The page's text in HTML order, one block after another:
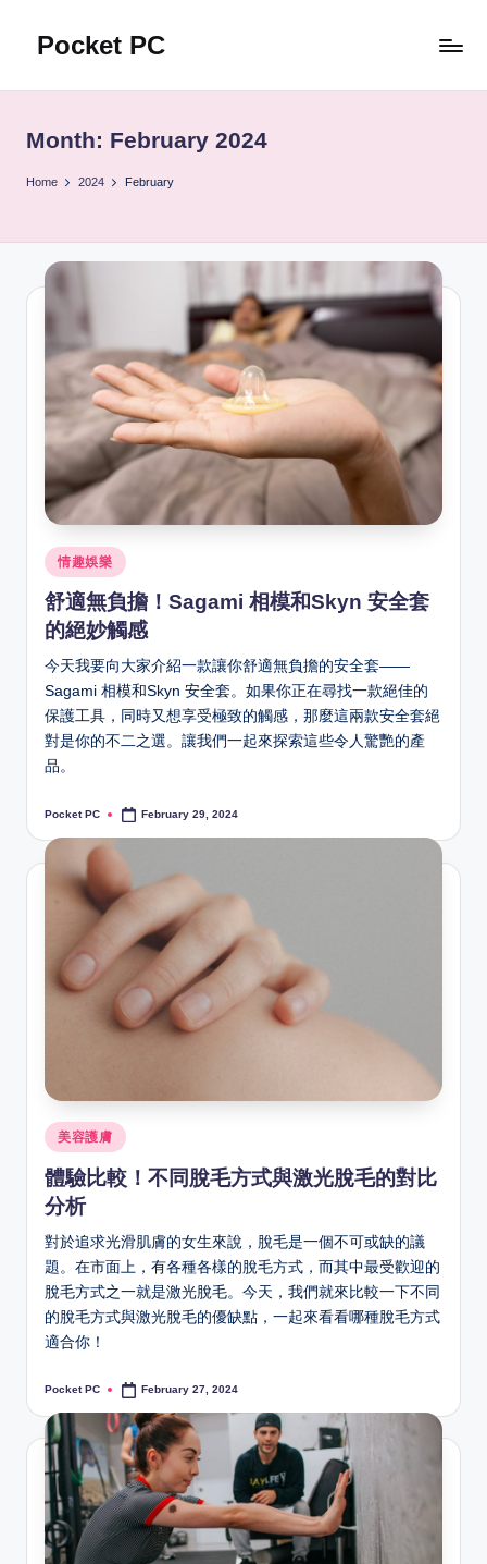
Pocket PC
資
Month: February 2024
Home 2024 February
Posted
in
情趣娛樂
舒適無負擔！Sagami 相模和Skyn 安全套
的絕妙觸感
今天我要向大家介紹一款讓你舒適無負擔的安全套——
Sagami 相模和Skyn 安全套。如果你正在尋找一款絕佳的
保護工具，同時又想享受極致的觸感，那麼這兩款安全套絕
對是你的不二之選。讓我們一起來探索這些令人驚艷的產
品。
Posted
Pocket PC February 29, 2024
Posted
in
美容護膚
體驗比較！不同脫毛方式與激光脫毛的對比
分析
對於追求光滑肌膚的女生來說，脫毛是一個不可或缺的議
題。在市面上，有各種各樣的脫毛方式，而其中最受歡迎的
脫毛方式之一就是激光脫毛。今天，我們就來比較一下不同
的脫毛方式與激光脫毛的優缺點，一起來看看哪種脫毛方式
適合你！
Posted
Pocket PC February 27, 2024